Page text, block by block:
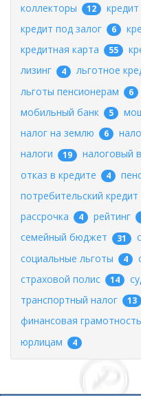
коллекторы 12
кредит под залог 6
кредитная карта 55
лизинг 4 льготное
льготы пенсионерам 6
мобильный банк 5
налог на землю 6
налоги 19 налоговый
отказ в кредите 4
потребительский кредит
рассрочка 4 рейтинг
семейный бюджет 31
социальные льготы 4
страховой полис 14
транспортный налог 13
финансовая грамотность
юрлицам 4